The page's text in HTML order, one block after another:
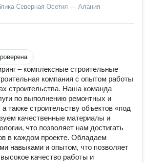
Северная Осетия — Алания
– комплексные строительные
компания с опытом работы
строительства. Наша команда
по выполнению ремонтных и
также строительству объектов «под
качественные материалы и
что позволяет нам достигать
в каждом проекте. Обладаем
навыками и опытом, что позволяет
качество работы и